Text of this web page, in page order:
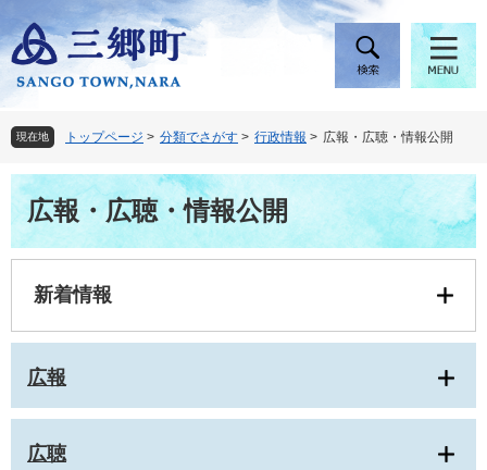
ー
ジ
頭
で
す
ニ
ュ
飛
ば
し
へ
現在地 トップページ > 分類でさがす > 行政情報 > 広報・広聴・情報公開
本
文広報・広聴・情報公開
新着情報
広報
広聴